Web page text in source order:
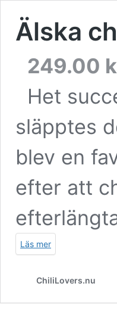
Älska
249.00
Het
släpptes
blev en
efter att
Läs mer
ChiliLovers.nu